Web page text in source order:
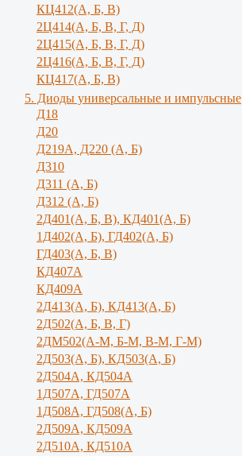
КЦ412(А, Б, В)
2Ц414(А, Б, В, Г, Д)
2Ц415(А, Б, В, Г, Д)
2Ц416(А, Б, В, Г, Д)
КЦ417(А, Б, В)
5. Диоды универсальные и импульсные
Д18
Д20
Д219А, Д220 (А, Б)
Д310
Д311 (А, Б)
Д312 (А, Б)
2Д401(А, Б, В), КД401(А, Б)
1Д402(А, Б), ГД402(А, Б)
ГД403(А, Б, В)
КД407А
КД409А
2Д413(А, Б), КД413(А, Б)
2Д502(А, Б, В, Г)
2ДМ502(А-М, Б-М, В-М, Г-М)
2Д503(А, Б), КД503(А, Б)
2Д504А, КД504А
1Д507А, ГД507А
1Д508А, ГД508(А, Б)
2Д509А, КД509А
2Д510А, КД510А